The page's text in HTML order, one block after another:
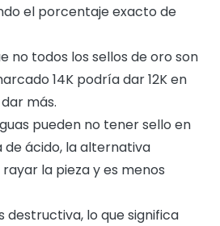
el porcentaje exacto de
no todos los sellos de oro son
14K podría dar 12K en
más.
pueden no tener sello en
de ácido, la alternativa
la pieza y es menos
destructiva, lo que significa